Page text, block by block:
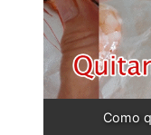
Como